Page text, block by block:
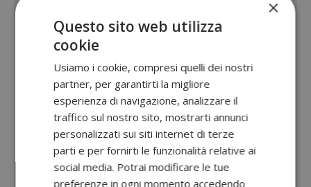
×
Questo sito web utilizza
cookie
Usiamo i cookie, compresi quelli dei nostri
partner, per garantirti la migliore
esperienza di navigazione, analizzare il
traffico sul nostro sito, mostrarti annunci
personalizzati sui siti internet di terze
parti e per fornirti le funzionalità relative ai
social media. Potrai modificare le tue
preferenze in ogni momento accedendo